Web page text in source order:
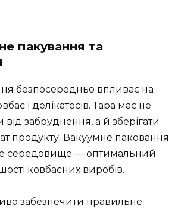
пакування та
безпосередньо впливає на
і делікатесів. Тара має не
забруднення, а й зберігати
продукту. Вакуумне паковання
середовище — оптимальний
ковбасних виробів.
забезпечити правильне